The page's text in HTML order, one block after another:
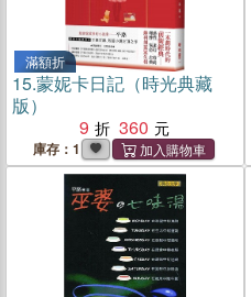
滿額折
15.蒙妮卡日記（時光典藏
版）
9
360
庫存：1